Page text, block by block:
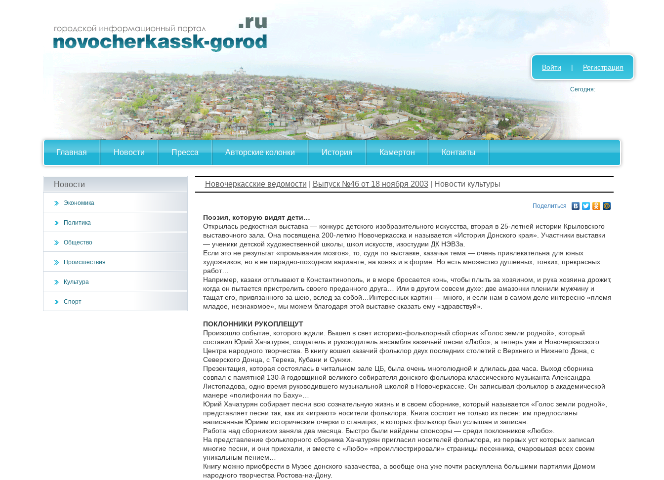
Главная Новости Пресса Авторские колонки История Камертон Контакты
Войти | Регистрация
Сегодня:
Новости
Экономика
Политика
Общество
Происшествия
Культура
Спорт
Новочеркасские ведомости Выпуск №46 от 18 ноября 2003| Новости культуры
Поделиться
Поэзия, которую видят дети…
Открылась редкостная выставка — конкурс детского изобразительного искусства, вторая в 25-летней истории Крыловского
выставочного зала. Она посвящена 200-летию Новочеркасска и называется «История Донского края». Участники выставки
— ученики детской художественной школы, школ искусств, изостудии ДК НЭВЗа.
Если это не результат «промывания мозгов», то, судя по выставке, казачья тема — очень привлекательна для юных
художников, но в ее парадно-походном варианте, на конях и в форме. Но есть множество душевных, тонких, прекрасных
работ…
Например, казаки отплывают в Константинополь, и в море бросается конь, чтобы плыть за хозяином, и рука хозяина дрожит,
когда он пытается пристрелить своего преданного друга… Или в другом совсем духе: две амазонки пленили мужчину и
тащат его, привязанного за шею, вслед за собой…Интересных картин — много, и если нам в самом деле интересно «племя
младое, незнакомое», мы можем благодаря этой выставке сказать ему «здравствуй».
ПОКЛОННИКИ РУКОПЛЕЩУТ
Произошло событие, которого ждали. Вышел в свет историко-фольклорный сборник «Голос земли родной», который
составил Юрий Хачатурян, создатель и руководитель ансамбля казачьей песни «Любо», а теперь уже и Новочеркасского
Центра народного творчества. В книгу вошел казачий фольклор двух последних столетий с Верхнего и Нижнего Дона, с
Северского Донца, с Терека, Кубани и Сунжи.
Презентация, которая состоялась в читальном зале ЦБ, была очень многолюдной и длилась два часа. Выход сборника
совпал с памятной 130-й годовщиной великого собирателя донского фольклора классического музыканта Александра
Листопадова, одно время руководившего музыкальной школой в Новочеркасске. Он записывал фольклор в академической
манере «полифонии по Баху»…
Юрий Хачатурян собирает песни всю сознательную жизнь и в своем сборнике, который называется «Голос земли родной»,
представляет песни так, как их «играют» носители фольклора. Книга состоит не только из песен: им предпосланы
написанные Юрием исторические очерки о станицах, в которых фольклор был услышан и записан.
Работа над сборником заняла два месяца. Быстро были найдены спонсоры — среди поклонников «Любо».
На представление фольклорного сборника Хачатурян пригласил носителей фольклора, из первых уст которых записал
многие песни, и они приехали, и вместе с «Любо» «проиллюстрировали» страницы песенника, очаровывая всех своим
уникальным пением…
Книгу можно приобрести в Музее донского казачества, а вообще она уже почти раскуплена большими партиями Домом
народного творчества Ростова-на-Дону.